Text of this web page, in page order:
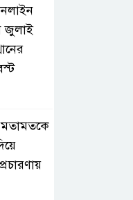
জুলাই
মতামতকে